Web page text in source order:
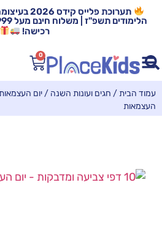
תערוכת
רכישה!
0
עמוד הבית/ חגים ועונות השנה / יום
העצמאות